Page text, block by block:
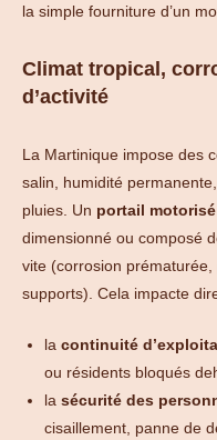
la simple fourniture d’un
Climat tropical,
d’activité
La Martinique impose des
salin, humidité
pluies. Un portail
dimensionné ou composé
vite (corrosion
supports). Cela impacte
la continuité
ou résidents bloqués
la sécurité des
cisaillement, panne de